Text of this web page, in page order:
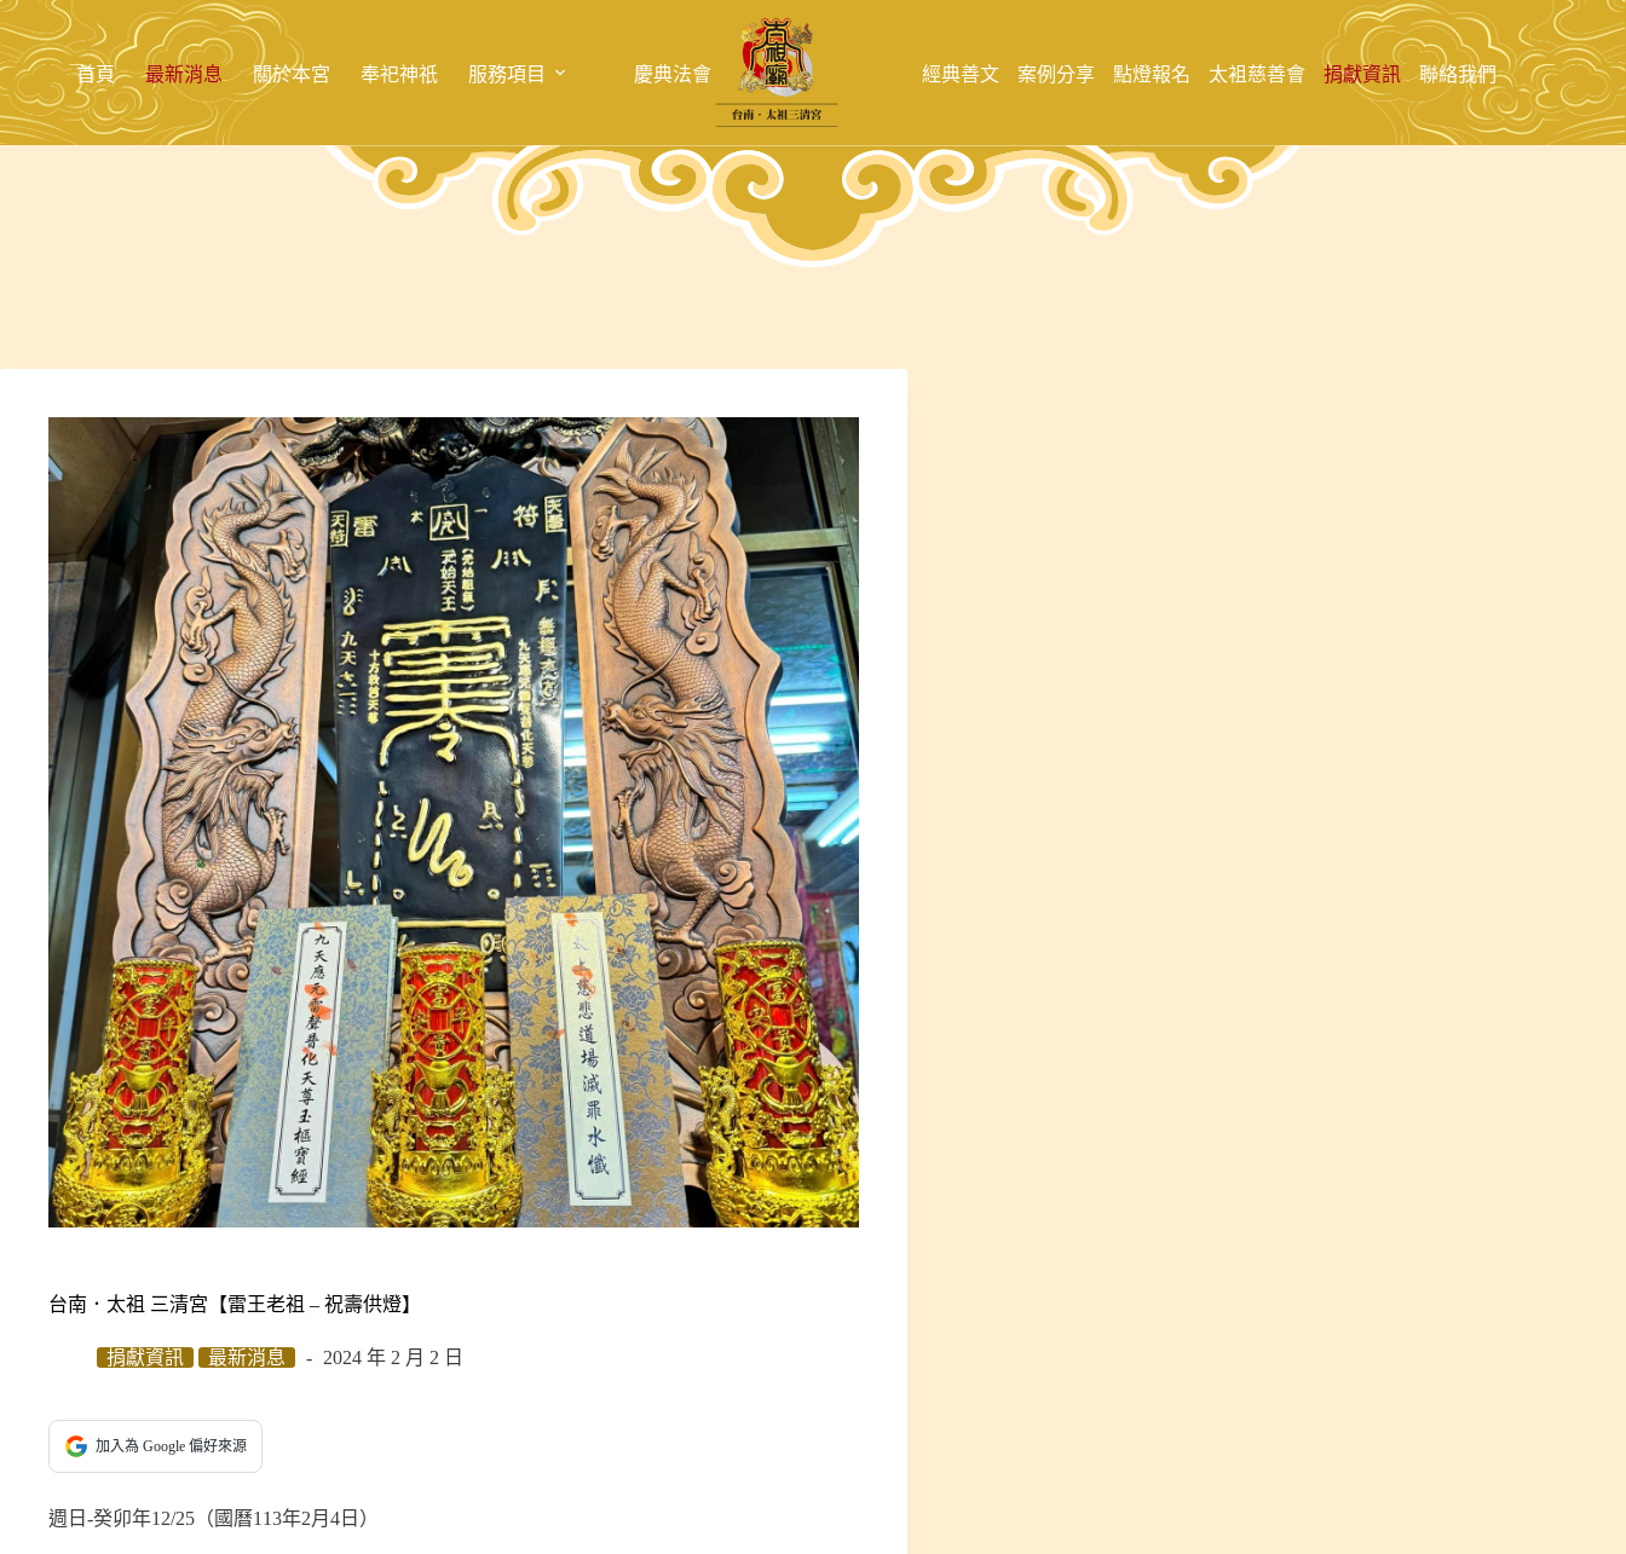
跳
至
主
要
內
首頁 最新消息 關於本宮 奉祀神祇 服務項目 慶典法會 經典善文 案例分享 點燈報名 太袓慈善會 捐獻資訊 聯絡我們
台南．太祖 三清宮【雷王老祖 – 祝壽供燈】
捐獻資訊 最新消息 2024 年 2 月 2 日
加入為 Google 偏好來源
週日-癸卯年12/25（國曆113年2月4日）